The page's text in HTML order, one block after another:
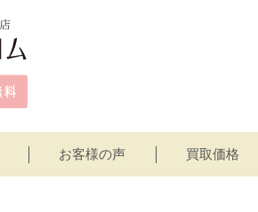
お客様の声 買取価格